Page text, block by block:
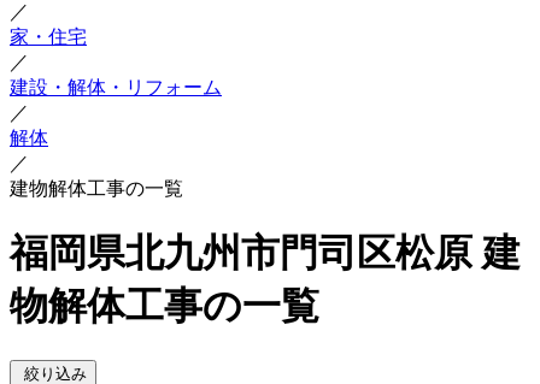
／
家・住宅
／
建設・解体・リフォーム
／
解体
／
建物解体工事の一覧
福岡県北九州市門司区松原 建
物解体工事の一覧
絞り込み